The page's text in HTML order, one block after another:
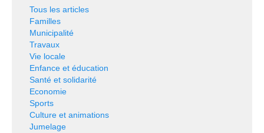
Tous les articles
Familles
Municipalité
Travaux
Vie locale
Enfance et éducation
Santé et solidarité
Economie
Sports
Culture et animations
Jumelage